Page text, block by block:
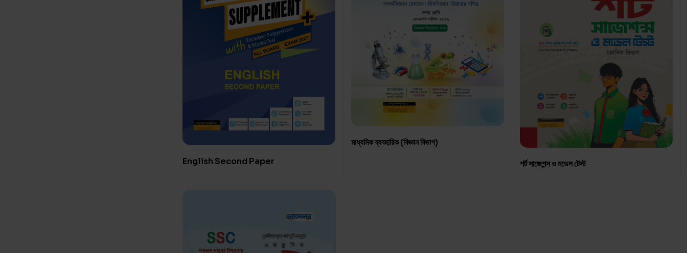
English Second Paper
মাধ্যমিক ব্যবহারিক (বিজ্ঞান বিভাগ)
শর্ট সাজেশন্স ও মডেল টেস্ট